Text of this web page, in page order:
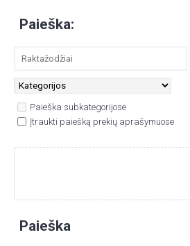
Paieška:
Paieška subkategorijose
Įtraukti paiešką prekių aprašymuose
Paieška